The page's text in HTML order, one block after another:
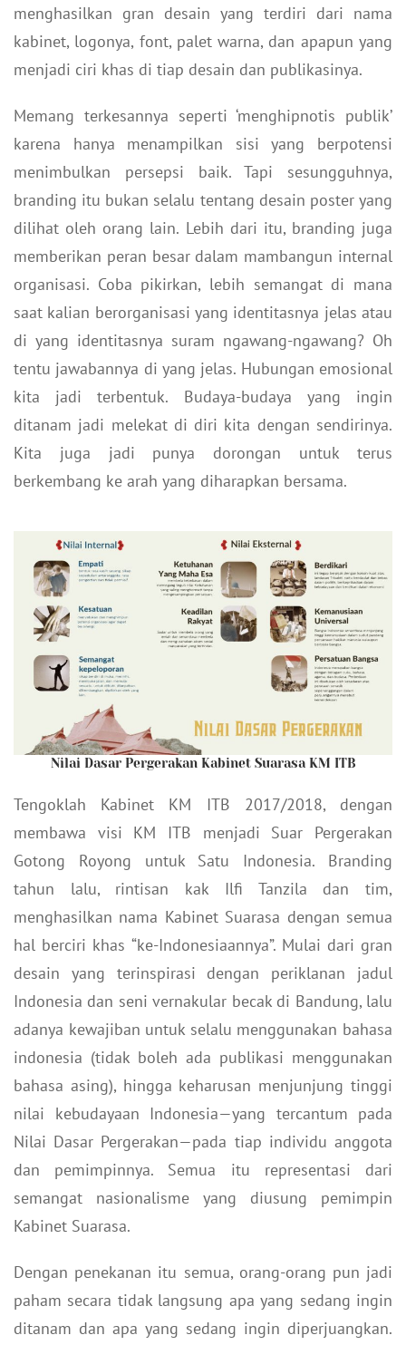
menghasilkan gran desain yang terdiri dari nama
kabinet, logonya, font, palet warna, dan apapun yang
menjadi ciri khas di tiap desain dan publikasinya.
Memang terkesannya seperti ‘menghipnotis publik’
karena hanya menampilkan sisi yang berpotensi
menimbulkan persepsi baik. Tapi sesungguhnya,
branding itu bukan selalu tentang desain poster yang
dilihat oleh orang lain. Lebih dari itu, branding juga
memberikan peran besar dalam mambangun internal
organisasi. Coba pikirkan, lebih semangat di mana
saat kalian berorganisasi yang identitasnya jelas atau
di yang identitasnya suram ngawang-ngawang? Oh
tentu jawabannya di yang jelas. Hubungan emosional
kita jadi terbentuk. Budaya-budaya yang ingin
ditanam jadi melekat di diri kita dengan sendirinya.
Kita juga jadi punya dorongan untuk terus
berkembang ke arah yang diharapkan bersama.
Nilai Dasar Pergerakan Kabinet Suarasa KM ITB
Tengoklah Kabinet KM ITB 2017/2018, dengan
membawa visi KM ITB menjadi Suar Pergerakan
Gotong Royong untuk Satu Indonesia. Branding
tahun lalu, rintisan kak Ilfi Tanzila dan tim,
menghasilkan nama Kabinet Suarasa dengan semua
hal berciri khas “ke-Indonesiaannya”. Mulai dari gran
desain yang terinspirasi dengan periklanan jadul
Indonesia dan seni vernakular becak di Bandung, lalu
adanya kewajiban untuk selalu menggunakan bahasa
indonesia (tidak boleh ada publikasi menggunakan
bahasa asing), hingga keharusan menjunjung tinggi
nilai kebudayaan Indonesia—yang tercantum pada
Nilai Dasar Pergerakan—pada tiap individu anggota
dan pemimpinnya. Semua itu representasi dari
semangat nasionalisme yang diusung pemimpin
Kabinet Suarasa.
Dengan penekanan itu semua, orang-orang pun jadi
paham secara tidak langsung apa yang sedang ingin
ditanam dan apa yang sedang ingin diperjuangkan.